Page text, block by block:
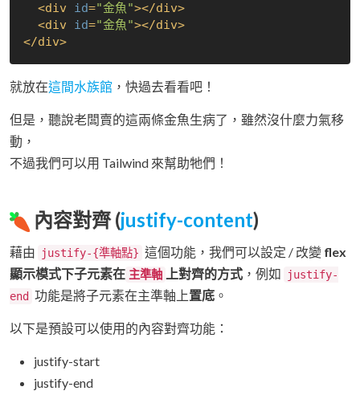
<div id="金魚"></div>
<div id="金魚"></div>
</div>
就放在這間水族館 ，快過去看看吧！
但是，聽說老闆賣的這兩條金魚生病了，雖然沒什麼力氣移
動，
不過我們可以用 Tailwind 來幫助牠們！
內容對齊 (justify-content)
藉由 justify-{準軸點} 這個功能，我們可以設定 / 改變 flex
顯示模式下子元素在 主準軸 上對齊的方式 ，例如
justify-
end 功能是將子元素在主準軸上置底 。
以下是預設可以使用的內容對齊功能：
justify-start
justify-end